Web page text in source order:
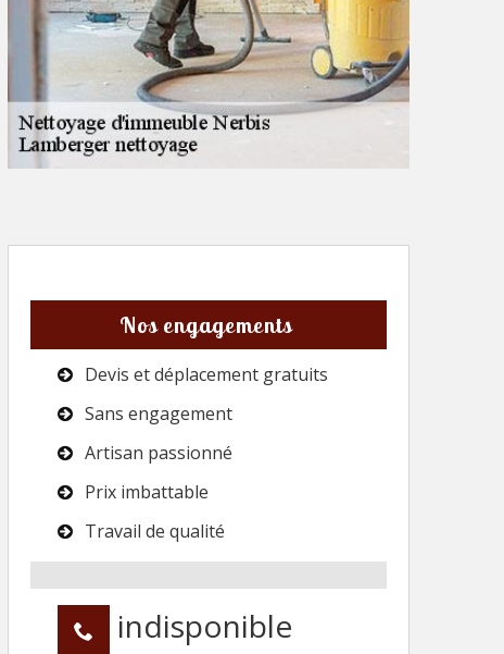
Nos engagements
Devis et déplacement gratuits
Sans engagement
Artisan passionné
Prix imbattable
Travail de qualité
indisponible